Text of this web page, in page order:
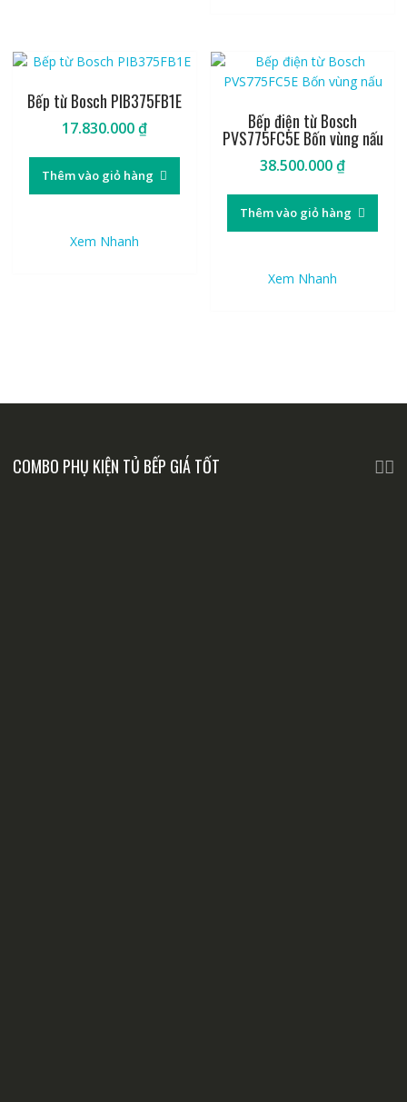
Bếp từ Bosch PIB375FB1E
17.830.000₫
Thêm vào giỏ hàng
Xem Nhanh
Bếp điện từ Bosch
PVS775FC5E Bốn vùng nấu
38.500.000₫
Thêm vào giỏ hàng
Xem Nhanh
COMBO PHỤ KIỆN TỦ BẾP GIÁ TỐT